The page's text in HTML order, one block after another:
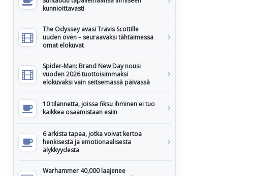
kunnioittavasti
The Odyssey avasi Travis Scottille
uuden oven – seuraavaksi tähtäimessä
omat elokuvat
Spider-Man: Brand New Day nousi
vuoden 2026 tuottoisimmaksi
elokuvaksi vain seitsemässä päivässä
10 tilannetta, joissa fiksu ihminen ei tuo
kaikkea osaamistaan esiin
6 arkista tapaa, jotka voivat kertoa
henkisestä ja emotionaalisesta
älykkyydestä
Warhammer 40,000 laajenee